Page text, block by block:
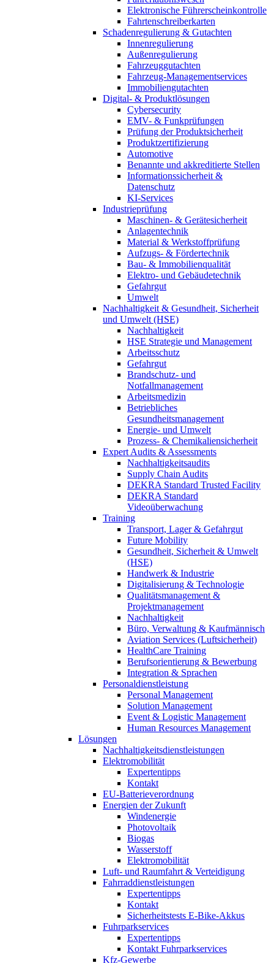
Elektronische Führerscheinkontrolle
Fahrtenschreiberkarten
Schadenregulierung & Gutachten
Innenregulierung
Außenregulierung
Fahrzeuggutachten
Fahrzeug-Managementservices
Immobiliengutachten
Digital- & Produktlösungen
Cybersecurity
EMV- & Funkprüfungen
Prüfung der Produktsicherheit
Produktzertifizierung
Automotive
Benannte und akkreditierte Stellen
Informationssicherheit &
Datenschutz
KI-Services
Industrieprüfung
Maschinen- & Gerätesicherheit
Anlagentechnik
Material & Werkstoffprüfung
Aufzugs- & Fördertechnik
Bau- & Immobilienqualität
Elektro- und Gebäudetechnik
Gefahrgut
Umwelt
Nachhaltigkeit & Gesundheit, Sicherheit
und Umwelt (HSE)
Nachhaltigkeit
HSE Strategie und Management
Arbeitsschutz
Gefahrgut
Brandschutz- und
Notfallmanagement
Arbeitsmedizin
Betriebliches
Gesundheitsmanagement
Energie- und Umwelt
Prozess- & Chemikaliensicherheit
Expert Audits & Assessments
Nachhaltigkeitsaudits
Supply Chain Audits
DEKRA Standard Trusted Facility
DEKRA Standard
Videoüberwachung
Training
Transport, Lager & Gefahrgut
Future Mobility
Gesundheit, Sicherheit & Umwelt
(HSE)
Handwerk & Industrie
Digitalisierung & Technologie
Qualitätsmanagement &
Projektmanagement
Nachhaltigkeit
Büro, Verwaltung & Kaufmännisch
Aviation Services (Luftsicherheit)
HealthCare Training
Berufsorientierung & Bewerbung
Integration & Sprachen
Personaldienstleistung
Personal Management
Solution Management
Event & Logistic Management
Human Resources Management
Lösungen
Nachhaltigkeitsdienstleistungen
Elektromobilität
Expertentipps
Kontakt
EU-Batterieverordnung
Energien der Zukunft
Windenergie
Photovoltaik
Biogas
Wasserstoff
Elektromobilität
Luft- und Raumfahrt & Verteidigung
Fahrraddienstleistungen
Expertentipps
Kontakt
Sicherheitstests E-Bike-Akkus
Fuhrparkservices
Expertentipps
Kontakt Fuhrparkservices
Kfz-Gewerbe